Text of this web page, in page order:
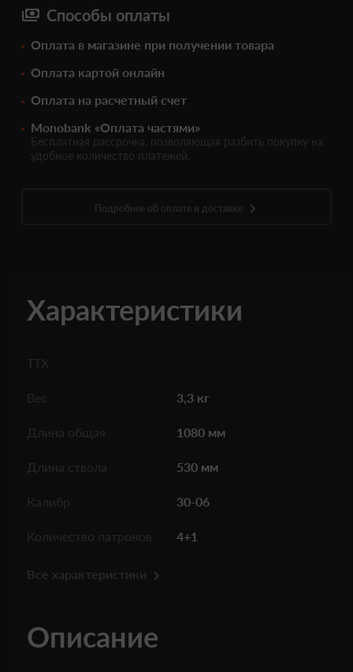
Способы оплаты
Оплата в магазине при получении товара
Оплата картой онлайн
Оплата на расчетный счет
Monobank «Оплата частями»
Бесплатная рассрочка, позволяющая разбить покупку на
удобное количество платежей.
Подробнее об оплате и доставке
Характеристики
ТТХ
Вес 3,3 кг
Длина общая 1080 мм
Длина ствола 530 мм
Калибр 30-06
Количество патронов 4+1
Все характеристики
Описание